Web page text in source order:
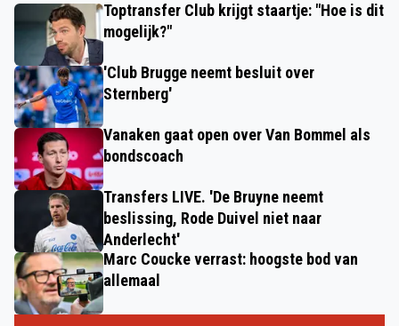
Toptransfer Club krijgt staartje: "Hoe is dit
mogelijk?"
'Club Brugge neemt besluit over
Sternberg'
Vanaken gaat open over Van Bommel als
bondscoach
Transfers LIVE. 'De Bruyne neemt
beslissing, Rode Duivel niet naar
Anderlecht'
Marc Coucke verrast: hoogste bod van
allemaal